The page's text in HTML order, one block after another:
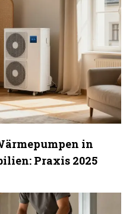
in
Praxis 2025